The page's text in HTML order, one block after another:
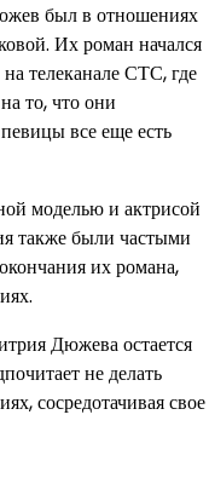
был в отношениях
Их роман начался
телеканале СТС, где
то, что они
все еще есть
моделью и актрисой
также были частыми
их романа,
Дюжева остается
не делать
сосредотачивая свое